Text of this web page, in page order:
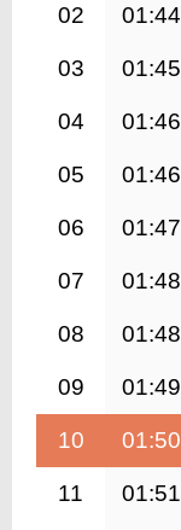
02 01:44
03 01:45
04 01:46
05 01:46
06 01:47
07 01:48
08 01:48
09 01:49
10 01:50
11 01:51